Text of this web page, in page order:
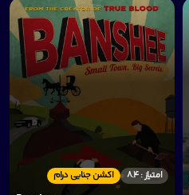
اکشن جنایی درام امتیاز : 8.4